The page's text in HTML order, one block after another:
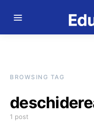
BROWSING TAG
1 post